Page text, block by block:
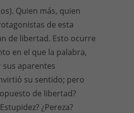
Quien más, quien
de esta
de libertad. Esto ocurre
en el que la palabra,
sus aparentes
su sentido; pero
de libertad?
¿Pereza?